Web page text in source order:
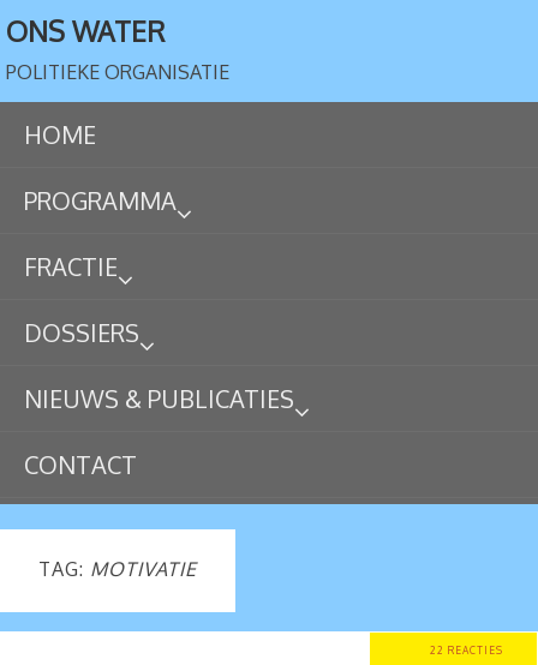
ONS WATER
POLITIEKE ORGANISATIE
HOME
PROGRAMMA
FRACTIE
DOSSIERS
NIEUWS & PUBLICATIES
CONTACT
TAG: MOTIVATIE
22 REACTIES